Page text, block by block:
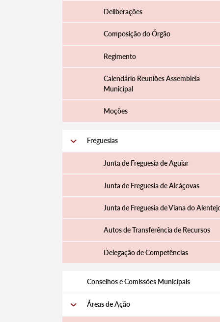
Deliberações
Composição do Órgão
Regimento
Calendário Reuniões Assembleia
Municipal
Moções
Freguesias
Junta de Freguesia de Aguiar
Junta de Freguesia de Alcáçovas
Junta de Freguesia de Viana do
Autos de Transferência de Recursos
Delegação de Competências
Conselhos e Comissões Municipais
Áreas de Ação